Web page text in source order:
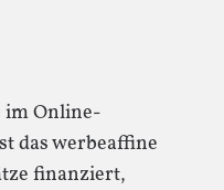
im Online-
das werbeaffine
finanziert,